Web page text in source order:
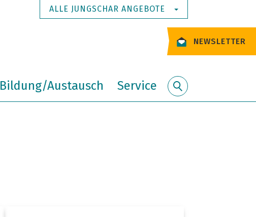
NEWSLETTER
ALLE JUNGSCHAR ANGEBOTE
Bildung/Austausch Service